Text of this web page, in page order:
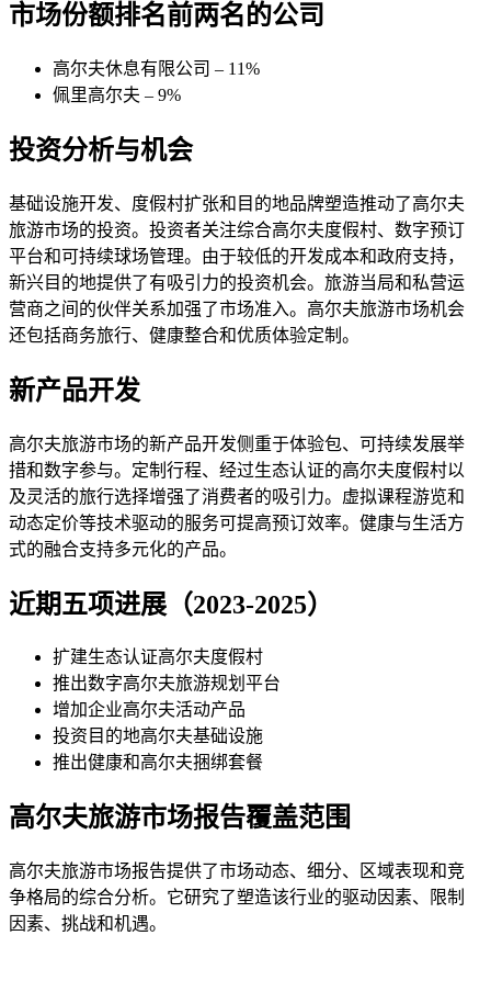
市场份额排名前两名的公司
高尔夫休息有限公司 – 11%
佩里高尔夫 – 9%
投资分析与机会
基础设施开发、度假村扩张和目的地品牌塑造推动了高尔夫
旅游市场的投资。投资者关注综合高尔夫度假村、数字预订
平台和可持续球场管理。由于较低的开发成本和政府支持，
新兴目的地提供了有吸引力的投资机会。旅游当局和私营运
营商之间的伙伴关系加强了市场准入。高尔夫旅游市场机会
还包括商务旅行、健康整合和优质体验定制。
新产品开发
高尔夫旅游市场的新产品开发侧重于体验包、可持续发展举
措和数字参与。定制行程、经过生态认证的高尔夫度假村以
及灵活的旅行选择增强了消费者的吸引力。虚拟课程游览和
动态定价等技术驱动的服务可提高预订效率。健康与生活方
式的融合支持多元化的产品。
近期五项进展（2023-2025）
扩建生态认证高尔夫度假村
推出数字高尔夫旅游规划平台
增加企业高尔夫活动产品
投资目的地高尔夫基础设施
推出健康和高尔夫捆绑套餐
高尔夫旅游市场报告覆盖范围
高尔夫旅游市场报告提供了市场动态、细分、区域表现和竞
争格局的综合分析。它研究了塑造该行业的驱动因素、限制
因素、挑战和机遇。